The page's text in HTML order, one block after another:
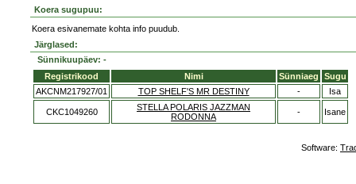
Koera sugupuu:
Koera esivanemate kohta info puudub.
Järglased:
Sünnikuupäev: -
Registrikood
Nimi Sünniaeg
Sugu
AKCNM217927/01
TOP SHELF'S MR DESTINY - Isa
CKC1049260
STELLA POLARIS JAZZMAN
RODONNA
- Isane
Software: